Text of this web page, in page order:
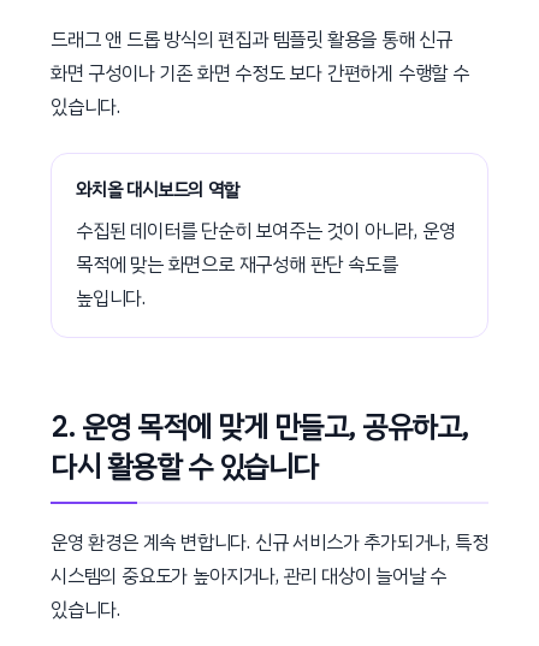
드래그 앤 드롭 방식의 편집과 템플릿 활용을 통해 신규
화면 구성이나 기존 화면 수정도 보다 간편하게 수행할 수
있습니다.
와치올 대시보드의 역할
수집된 데이터를 단순히 보여주는 것이 아니라, 운영
목적에 맞는 화면으로 재구성해 판단 속도를
높입니다.
2. 운영 목적에 맞게 만들고, 공유하고,
다시 활용할 수 있습니다
운영 환경은 계속 변합니다. 신규 서비스가 추가되거나, 특정
시스템의 중요도가 높아지거나, 관리 대상이 늘어날 수
있습니다.